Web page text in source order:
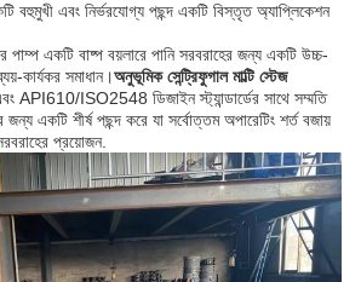
বহুমুখী এবং নির্ভরযোগ্য পছন্দ একটি বিস্তৃত অ্যাপ্লিকেশন
পাম্প একটি বাষ্প বয়লারে পানি সরবরাহের জন্য একটি উচ্চ-
কার্যকর সমাধান।অনুভূমিক সেন্ট্রিফুগাল মাল্টি স্টেজ
API610/ISO2548 ডিজাইন স্ট্যান্ডার্ডের সাথে সম্মতি
জন্য একটি শীর্ষ পছন্দ করে যা সর্বোত্তম অপারেটিং শর্ত বজায়
প্রয়োজন.